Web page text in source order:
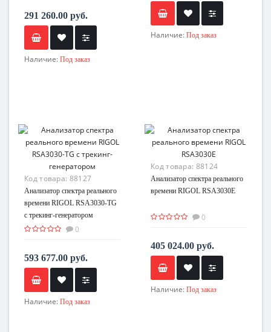
291 260.00 руб.
Наличие: Под заказ
Наличие: Под заказ
Код товара: 88127
Анализатор спектра реального
времени RIGOL RSA3030-TG
с трекинг-генератором
0
593 677.00 руб.
Наличие: Под заказ
Код товара: 88124
Анализатор спектра реального
времени RIGOL RSA3030E
0
405 024.00 руб.
Наличие: Под заказ